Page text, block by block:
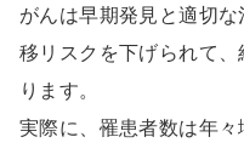
がんは早期発見と適切
移リスクを下げられて
ります。
実際に、罹患者数は年